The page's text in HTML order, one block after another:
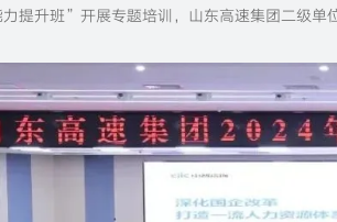
提升班”开展专题培训，山东高速集团二级单